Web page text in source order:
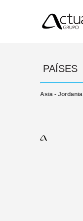
PAÍSES
Asia - Jordania